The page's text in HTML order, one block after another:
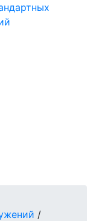
/